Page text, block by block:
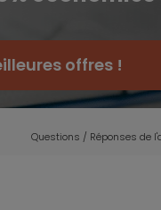
offres !
Questions / Réponses de